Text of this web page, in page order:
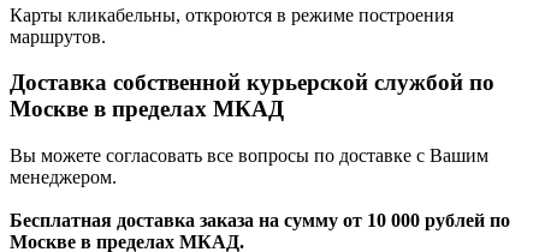
Карты кликабельны, откроются в режиме построения
маршрутов.
Доставка собственной курьерской службой по
Москве в пределах МКАД
Вы можете согласовать все вопросы по доставке с Вашим
менеджером.
Бесплатная доставка заказа на сумму от 10 000 рублей по
Москве в пределах МКАД.